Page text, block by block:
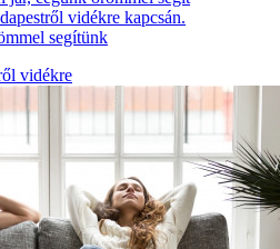
vidékre kapcsán.
segítünk
vidékre